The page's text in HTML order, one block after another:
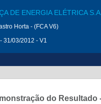
DE ENERGIA ELÉTRICA S.A.
Horta - (FCA V6)
31/03/2012 - V1